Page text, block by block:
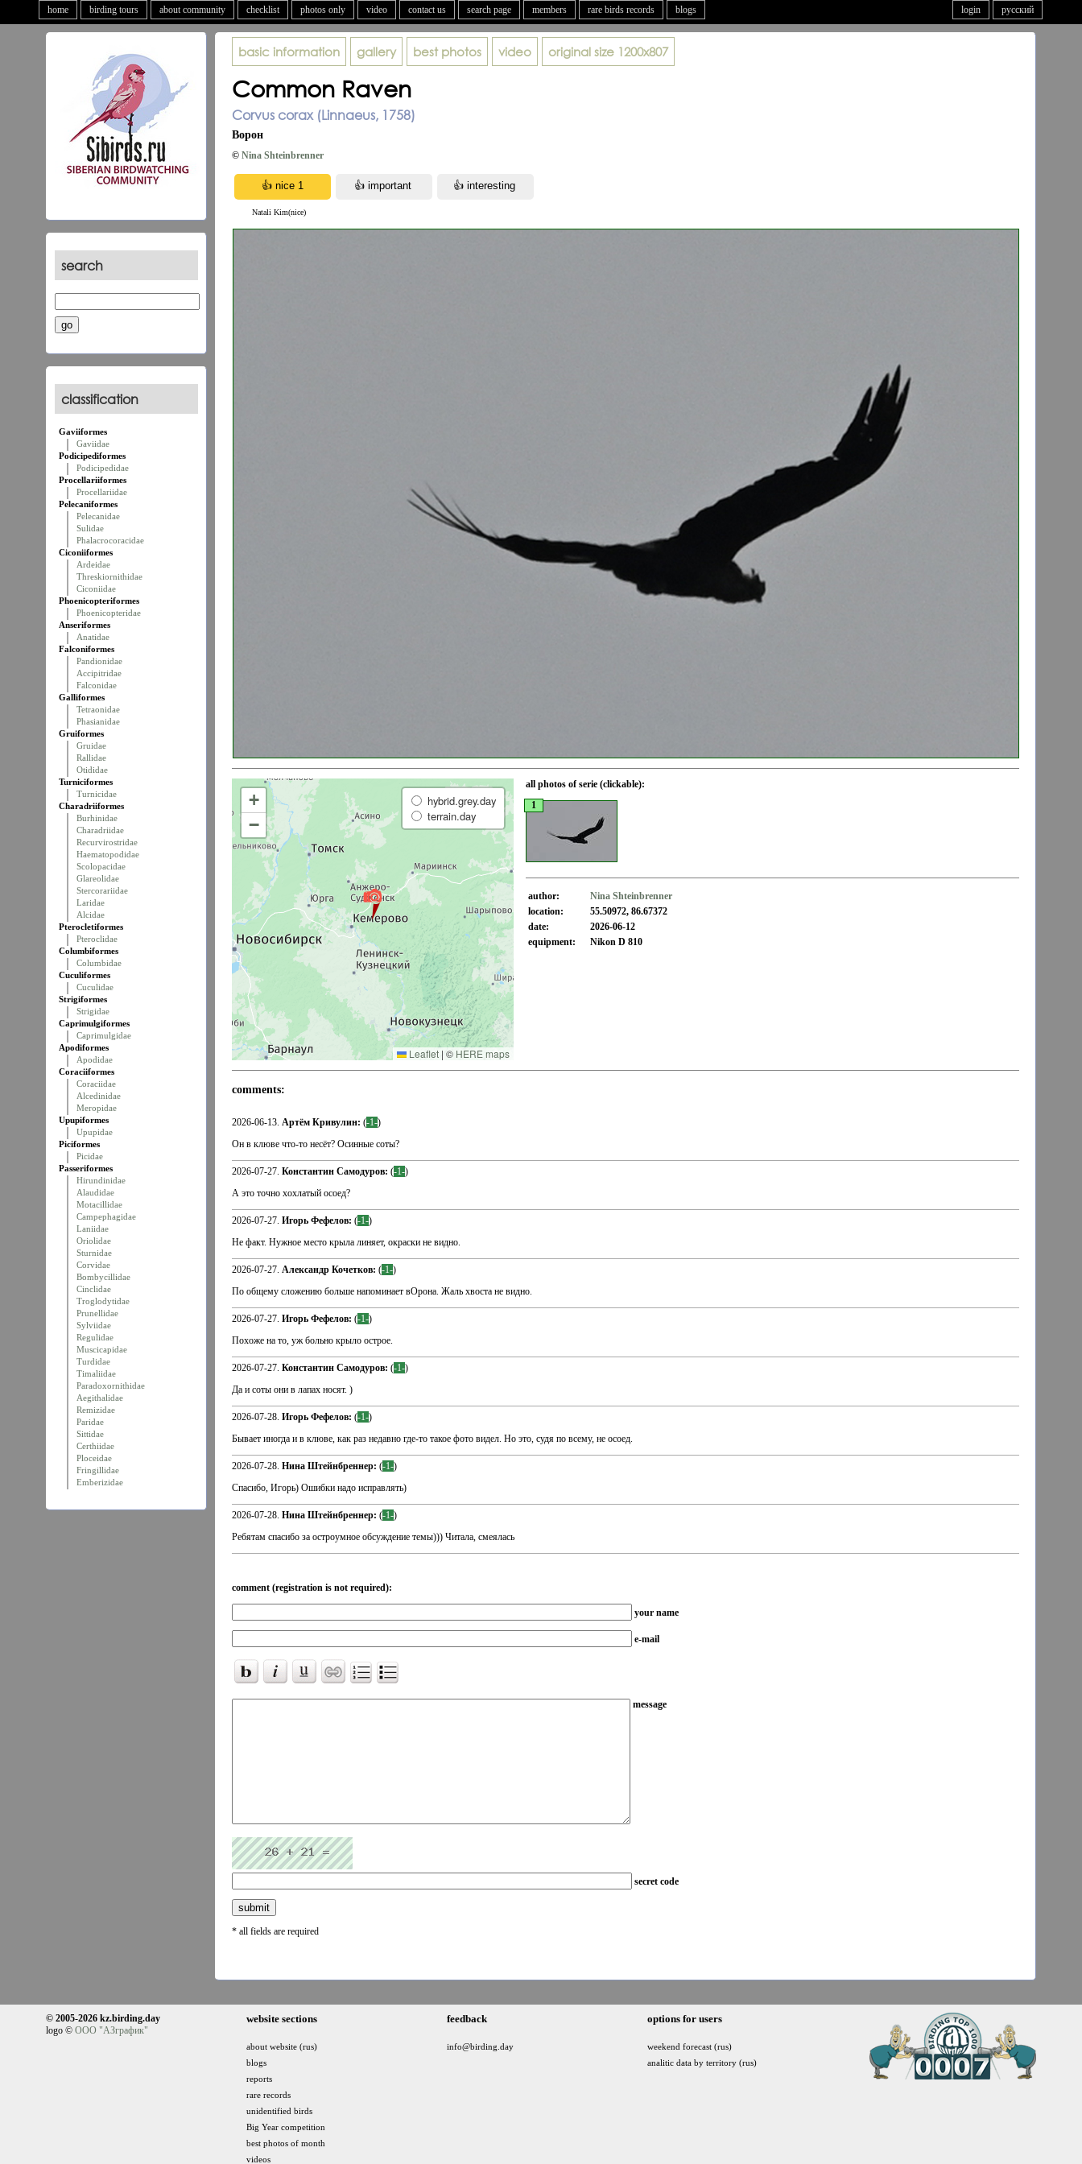
home birding tours about community checklist photos only video contact us search page members rare birds records blogs русский
login
search
classification
Gaviiformes
Gaviidae
Podicipediformes
Podicipedidae
Procellariiformes
Procellariidae
Pelecaniformes
Pelecanidae
Sulidae
Phalacrocoracidae
Ciconiiformes
Ardeidae
Threskiornithidae
Ciconiidae
Phoenicopteriformes
Phoenicopteridae
Anseriformes
Anatidae
Falconiformes
Pandionidae
Accipitridae
Falconidae
Galliformes
Tetraonidae
Phasianidae
Gruiformes
Gruidae
Rallidae
Otididae
Turniciformes
Turnicidae
Charadriiformes
Burhinidae
Charadriidae
Recurvirostridae
Haematopodidae
Scolopacidae
Glareolidae
Stercorariidae
Laridae
Alcidae
Pterocletiformes
Pteroclidae
Columbiformes
Columbidae
Cuculiformes
Cuculidae
Strigiformes
Strigidae
Caprimulgiformes
Caprimulgidae
Apodiformes
Apodidae
Coraciiformes
Coraciidae
Alcedinidae
Meropidae
Upupiformes
Upupidae
Piciformes
Picidae
Passeriformes
Hirundinidae
Alaudidae
Motacillidae
Campephagidae
Laniidae
Oriolidae
Sturnidae
Corvidae
Bombycillidae
Cinclidae
Troglodytidae
Prunellidae
Sylviidae
Regulidae
Muscicapidae
Turdidae
Timaliidae
Paradoxornithidae
Aegithalidae
Remizidae
Paridae
Sittidae
Certhiidae
Ploceidae
Fringillidae
Emberizidae
basic information gallery best photos video original size 1200x807
Common Raven
Corvus corax (Linnaeus, 1758)
Ворон
© Nina Shteinbrenner
Natali Kim(nice)
+
−
hybrid.grey.day
terrain.day
Leaflet | © HERE maps
all photos of serie (clickable):
1
author:
Nina Shteinbrenner
location:
55.50972, 86.67372
date:
2026-06-12
equipment:
Nikon D 810
comments:
2026-06-13. Артём Кривулин: (-1-)
Он в клюве что-то несёт? Осинные соты?
2026-07-27. Константин Самодуров: (-1-)
А это точно хохлатый осоед?
2026-07-27. Игорь Фефелов: (-1-)
Не факт. Нужное место крыла линяет, окраски не видно.
2026-07-27. Александр Кочетков: (-1-)
По общему сложению больше напоминает вОрона. Жаль хвоста не видно.
2026-07-27. Игорь Фефелов: (-1-)
Похоже на то, уж больно крыло острое.
2026-07-27. Константин Самодуров: (-1-)
Да и соты они в лапах носят. )
2026-07-28. Игорь Фефелов: (-1-)
Бывает иногда и в клюве, как раз недавно где-то такое фото видел. Но это, судя по всему, не осоед.
2026-07-28. Нина Штейнбреннер: (-1-)
Спасибо, Игорь) Ошибки надо исправлять)
2026-07-28. Нина Штейнбреннер: (-1-)
Ребятам спасибо за остроумное обсуждение темы))) Читала, смеялась
comment (registration is not required):
your name
e-mail
message
secret code
* all fields are required
© 2005-2026 kz.birding.day
logo © ООО "АЗграфик"
website sections
about website (rus)
blogs
reports
rare records
unidentified birds
Big Year competition
best photos of month
videos
feedback
info@birding.day
options for users
weekend forecast (rus)
analitic data by territory (rus)